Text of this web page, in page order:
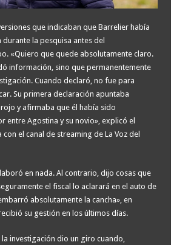
que indicaban que Barrelier había
la pesquisa antes del
«Quiero que quede absolutamente claro.
información, sino que permanentemente
Cuando declaró, no fue para
Su primera declaración apuntaba
y afirmaba que él había sido
entre Agostina y su novio», explicó el
el canal de streaming de La Voz del
en nada. Al contrario, dijo cosas que
el fiscal lo aclarará en el auto de
absolutamente la cancha», en
su gestión en los últimos días.
investigación dio un giro cuando,